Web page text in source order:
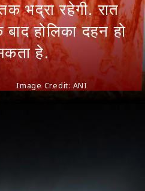
Image Credit: ANI
भद्रा रहेगी. रात
होलिका दहन हो
हे.